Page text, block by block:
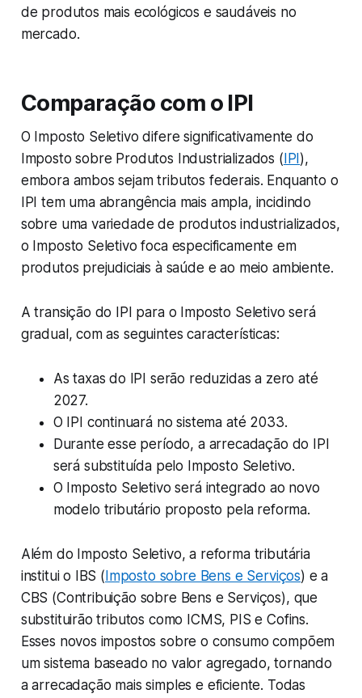
de produtos mais ecológicos e saudáveis no
mercado.
Comparação com o IPI
O Imposto Seletivo difere significativamente do
Imposto sobre Produtos Industrializados ( IPI ),
embora ambos sejam tributos federais. Enquanto o
IPI tem uma abrangência mais ampla, incidindo
sobre uma variedade de produtos industrializados,
o Imposto Seletivo foca especificamente em
produtos prejudiciais à saúde e ao meio ambiente.
A transição do IPI para o Imposto Seletivo será
gradual, com as seguintes características:
As taxas do IPI serão reduzidas a zero até
2027.
O IPI continuará no sistema até 2033.
Durante esse período, a arrecadação do IPI
será substituída pelo Imposto Seletivo.
O Imposto Seletivo será integrado ao novo
modelo tributário proposto pela reforma.
Além do Imposto Seletivo, a reforma tributária
institui o IBS ( Imposto sobre Bens e Serviços) e a
CBS (Contribuição sobre Bens e Serviços), que
substituirão tributos como ICMS, PIS e Cofins.
Esses novos impostos sobre o consumo compõem
um sistema baseado no valor agregado, tornando
a arrecadação mais simples e eficiente. Todas